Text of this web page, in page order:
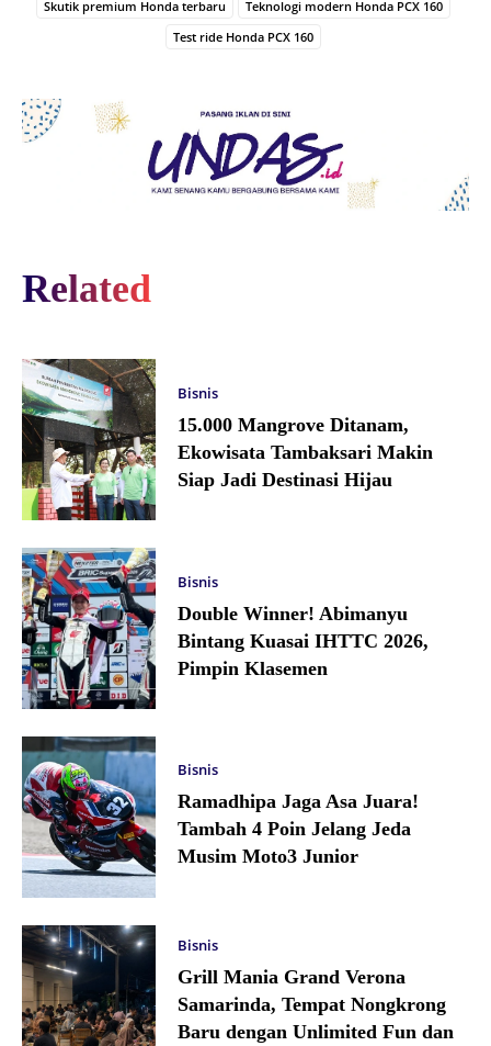
Related
Bisnis
15.000 Mangrove Ditanam,
Ekowisata Tambaksari Makin
Siap Jadi Destinasi Hijau
Bisnis
Double Winner! Abimanyu
Bintang Kuasai IHTTC 2026,
Pimpin Klasemen
Bisnis
Ramadhipa Jaga Asa Juara!
Tambah 4 Poin Jelang Jeda
Musim Moto3 Junior
Bisnis
Grill Mania Grand Verona
Samarinda, Tempat Nongkrong
Baru dengan Unlimited Fun dan
Skutik premium Honda terbaru
Teknologi modern Honda PCX 160
Test ride Honda PCX 160